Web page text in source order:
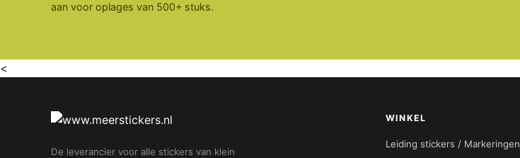
aan voor oplages van 500+ stuks.
<
De leverancier voor alle stickers van klein
WINKEL
Leiding stickers / Markeringen